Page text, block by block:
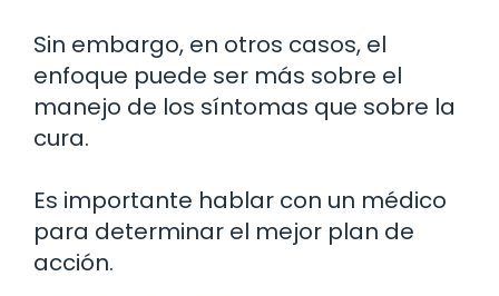
Sin embargo, en otros casos, el
enfoque puede ser más sobre el
manejo de los síntomas que sobre la
cura.
Es importante hablar con un médico
para determinar el mejor plan de
acción.